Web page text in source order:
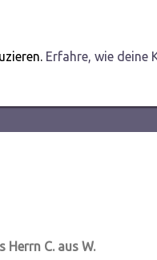
Erfahre, wie deine
C. aus W.